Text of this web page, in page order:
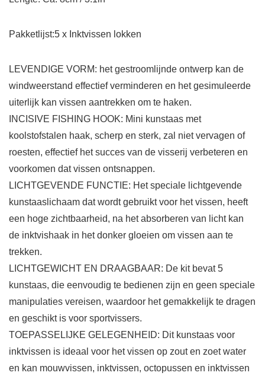
Pakketlijst:5 x Inktvissen lokken
LEVENDIGE VORM: het gestroomlijnde ontwerp kan de
windweerstand effectief verminderen en het gesimuleerde
uiterlijk kan vissen aantrekken om te haken.
INCISIVE FISHING HOOK: Mini kunstaas met
koolstofstalen haak, scherp en sterk, zal niet vervagen of
roesten, effectief het succes van de visserij verbeteren en
voorkomen dat vissen ontsnappen.
LICHTGEVENDE FUNCTIE: Het speciale lichtgevende
kunstaaslichaam dat wordt gebruikt voor het vissen, heeft
een hoge zichtbaarheid, na het absorberen van licht kan
de inktvishaak in het donker gloeien om vissen aan te
trekken.
LICHTGEWICHT EN DRAAGBAAR: De kit bevat 5
kunstaas, die eenvoudig te bedienen zijn en geen speciale
manipulaties vereisen, waardoor het gemakkelijk te dragen
en geschikt is voor sportvissers.
TOEPASSELIJKE GELEGENHEID: Dit kunstaas voor
inktvissen is ideaal voor het vissen op zout en zoet water
en kan mouwvissen, inktvissen, octopussen en inktvissen